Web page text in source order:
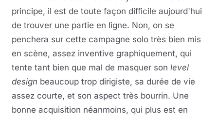
principe, il est de toute façon difficile aujourd'hui
de trouver une partie en ligne. Non, on se
penchera sur cette campagne solo très bien mis
en scène, assez inventive graphiquement, qui
tente tant bien que mal de masquer son level
design beaucoup trop dirigiste, sa durée de vie
assez courte, et son aspect très bourrin. Une
bonne acquisition néanmoins, qui plus est en